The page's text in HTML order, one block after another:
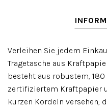
Verleihen Sie jedem
Tragetasche aus
besteht aus robustem,
zertifiziertem Kraftpapier
kurzen Kordeln versehen,